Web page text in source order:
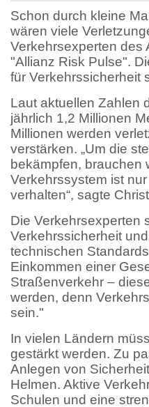
Schon durch kleine
wären viele
Verkehrsexperten des
"Allianz Risk Pulse".
für Verkehrssicherheit
Laut aktuellen Zahlen
jährlich 1,2 Millionen
Millionen werden
verstärken. „Um die
bekämpfen, brauchen
Verkehrssystem ist
verhalten“, sagte
Die Verkehrsexperten
Verkehrssicherheit
technischen
Einkommen einer
Straßenverkehr –
werden, denn
sein."
In vielen Ländern
gestärkt werden. Zu
Anlegen von
Helmen. Aktive
Schulen und eine